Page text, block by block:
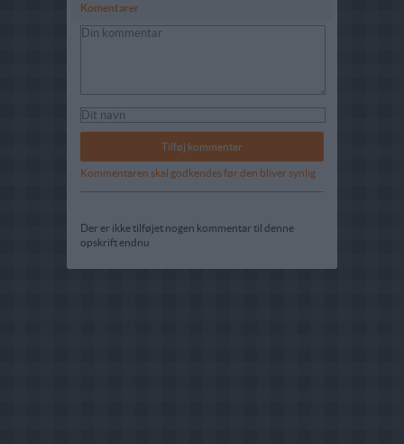
Komentarer
Kommentaren skal godkendes før den bliver synlig
Der er ikke tilføjet nogen kommentar til denne
opskrift endnu